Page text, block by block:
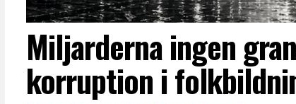
Miljarderna ingen
korruption i